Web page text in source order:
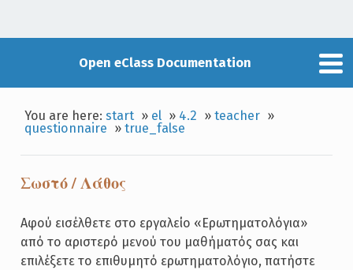
Open eClass Documentation
You are here:start » el » 4.2 »teacher »
questionnaire »true_false
Σωστό / Λάθος
Αφού εισέλθετε στο εργαλείο «Ερωτηματολόγια»
από το αριστερό μενού του μαθήματός σας και
επιλέξετε το επιθυμητό ερωτηματολόγιο, πατήστε